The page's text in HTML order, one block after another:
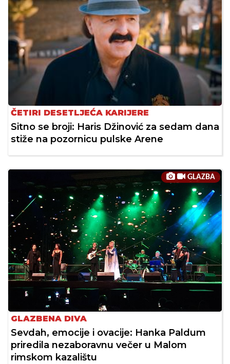
ČETIRI DESETLJEĆA KARIJERE
Sitno se broji: Haris Džinović za sedam dana
stiže na pozornicu pulske Arene
GLAZBA
GLAZBENA DIVA
Sevdah, emocije i ovacije: Hanka Paldum
priredila nezaboravnu večer u Malom
rimskom kazalištu